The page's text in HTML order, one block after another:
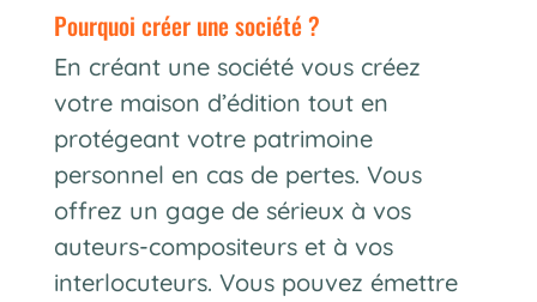
pourquoi créer une société ?
En créant une société vous créez
votre maison d’édition tout en
protégeant votre patrimoine
personnel en cas de pertes. Vous
offrez un gage de sérieux à vos
auteurs-compositeurs et à vos
interlocuteurs. Vous pouvez émettre